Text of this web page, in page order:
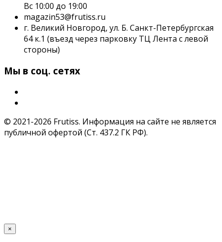
Вс 10:00 до 19:00
magazin53@frutiss.ru
г. Великий Новгород, ул. Б. Санкт-Петербургская
64 к.1 (въезд через парковку ТЦ Лента с левой
стороны)
Мы в соц. сетях
© 2021-2026 Frutiss. Информация на сайте не является
публичной офертой (Ст. 437.2 ГК РФ).
×